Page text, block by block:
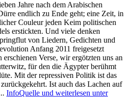
Jahre nach dem Arabischen
endlich zu Ende geht; eine Zeit, in
Couleur jeden Keim politischen
erstickten. Und viele denken
von Liedern, Gedichten und
Anfang 2011 freigesetzt
Verse, wir ergötzten uns an
für den die Ägypter berühmt
Mit der repressiven Politik ist das
Ist auch das Lachen auf
InfoQuelle und weiterlesen unter